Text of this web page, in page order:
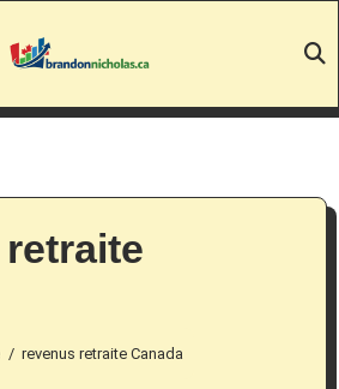
revenus retraite Canada